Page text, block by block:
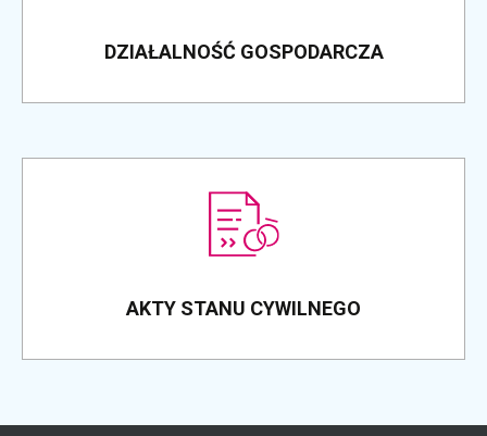
DZIAŁALNOŚĆ GOSPODARCZA
AKTY STANU CYWILNEGO